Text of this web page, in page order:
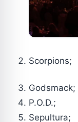
Scorpions;
Godsmack;
P.O.D.;
Sepultura;